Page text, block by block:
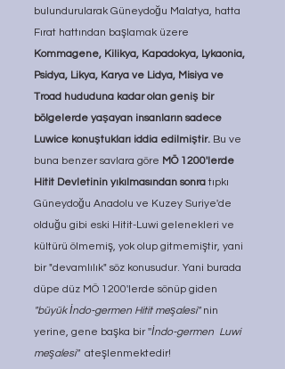
bulundurularak Güneydoğu Malatya, hatta
Fırat hattından başlamak üzere
Kommagene, Kilikya, Kapadokya, Lykaonia,
Psidya, Likya, Karya ve Lidya, Misiya ve
Troad hududuna kadar olan geniş bir
bölgelerde yaşayan insanların sadece
Luwice konuştukları iddia edilmiştir. Bu ve
buna benzer savlara göre MÖ 1200'lerde
Hitit Devletinin yıkılmasından sonra tıpkı
Güneydoğu Anadolu ve Kuzey Suriye'de
olduğu gibi eski Hitit-Luwi gelenekleri ve
kültürü ölmemiş, yok olup gitmemiştir, yani
bir "devamlılık" söz konusudur. Yani burada
düpe düz MÖ 1200'lerde sönüp giden
"büyük İndo-germen Hitit meşalesi" nin
yerine, gene başka bir ''İndo-germen  Luwi
meşalesi"
  ateşlenmektedir!